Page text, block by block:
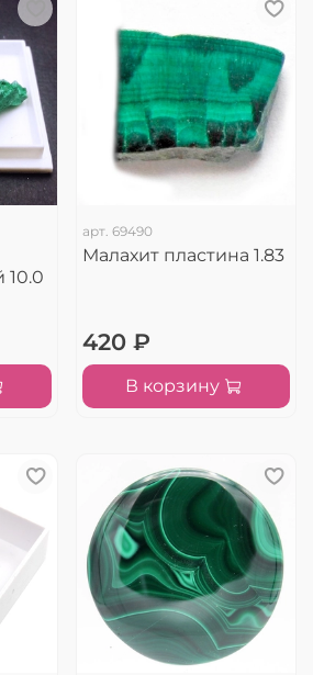
10.0
арт. 69490
Малахит пластина 1.83
420 ₽
В корзину